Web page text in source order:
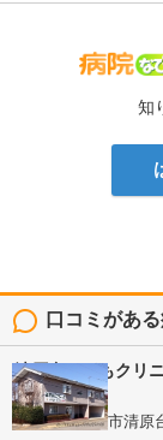
知
口コミがあ
清原台こどもクリ
内科, 小児科
栃木県宇都宮市清原